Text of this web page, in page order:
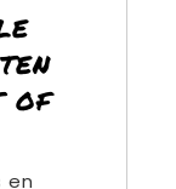
of
en